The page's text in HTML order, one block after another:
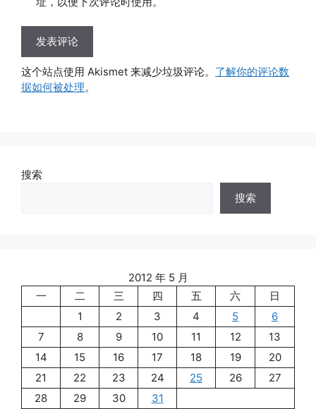
这个站点使用 Akismet 来减少垃圾评论。 了解你的评论数
据如何被处理。
搜索
搜索
2012 年 5 月
一
二 三 四 五 六
日
1
2 3 4 5
6
7
8 9 10 11 12
13
14
15 16 17 18 19
20
21
22 23 24 25 26
27
28
29 30 31